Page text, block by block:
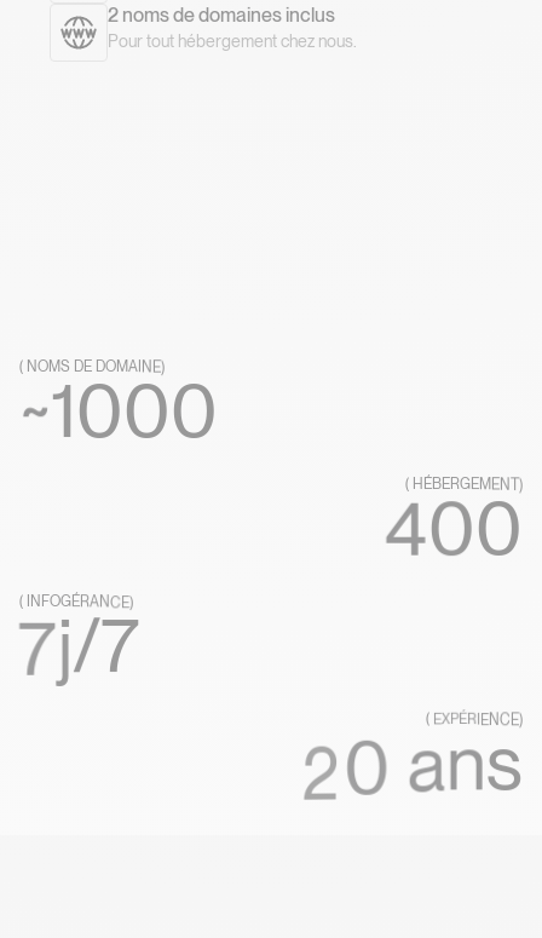
2 noms de domaines inclus
Pour tout hébergement chez nous.
( NOMS DE DOMA N E)
( NOMS DE DOMAINE )
~1000
( H ÉBERGEM ENT)
( HÉBERGEMENT )
400
( N FOGÉRANCE)
( INFOGÉRANCE )
7j/7
7j/7 ( EXPÉRIENCE)
20 ans
20 ans